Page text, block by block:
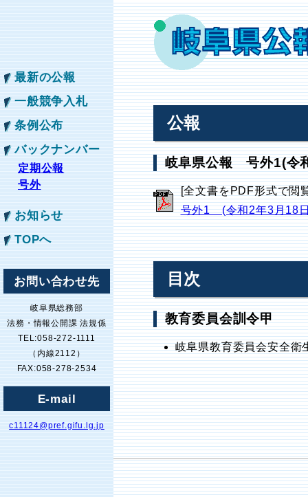
最新の公報
一般競争入札
条例公布
バックナンバー
定期公報
号外
お知らせ
TOPへ
お問い合わせ先
岐阜県総務部
法務・情報公開課 法規係
TEL:058-272-1111
（内線2112）
FAX:058-278-2534
E-mail
c11124@pref.gifu.lg.jp
公報
岐阜県公報 号外1(令
[全文書をPDF形式で閲
号外1 (令和2年3月18
目次
教育委員会訓令甲
岐阜県教育委員会安全